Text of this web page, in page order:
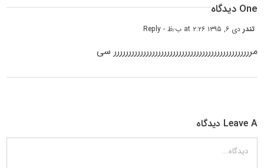
One دیدگاه
تندر دی ۶, ۱۳۹۵ at ۲:۲۶ ب٫ظ - Reply
مررررررررررررررررررررررررررررررررررررررررررررررر سی
Leave A دیدگاه
دیدگاه